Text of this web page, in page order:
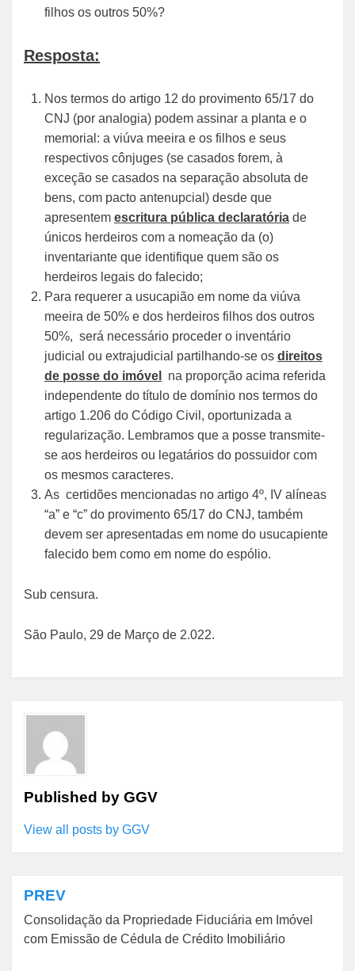
filhos os outros 50%?
Resposta:
Nos termos do artigo 12 do provimento 65/17 do
CNJ (por analogia) podem assinar a planta e o
memorial: a viúva meeira e os filhos e seus
respectivos cônjuges (se casados forem, à
exceção se casados na separação absoluta de
bens, com pacto antenupcial) desde que
apresentem escritura pública declaratória de
únicos herdeiros com a nomeação da (o)
inventariante que identifique quem são os
herdeiros legais do falecido;
Para requerer a usucapião em nome da viúva
meeira de 50% e dos herdeiros filhos dos outros
50%, será necessário proceder o inventário
judicial ou extrajudicial partilhando-se os direitos
de posse do imóvel
na proporção acima referida
independente do título de domínio nos termos do
artigo 1.206 do Código Civil, oportunizada a
regularização. Lembramos que a posse transmite-
se aos herdeiros ou legatários do possuidor com
os mesmos caracteres.
As certidões mencionadas no artigo 4º, IV alíneas
“a” e “c” do provimento 65/17 do CNJ, também
devem ser apresentadas em nome do usucapiente
falecido bem como em nome do espólio.
Sub censura.
São Paulo, 29 de Março de 2.022.
Published by GGV
View all posts by GGV
Navegação
de
PREV
Consolidação da Propriedade Fiduciária em Imóvel
com Emissão de Cédula de Crédito Imobiliário